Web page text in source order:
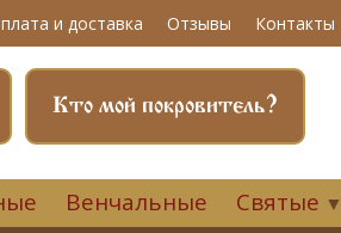
и доставка Отзывы Контакты
Кто мой покровитель?
Венчальные Святые ▼